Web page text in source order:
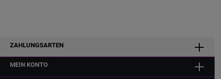
ZAHLUNGSARTEN
MEIN KONTO